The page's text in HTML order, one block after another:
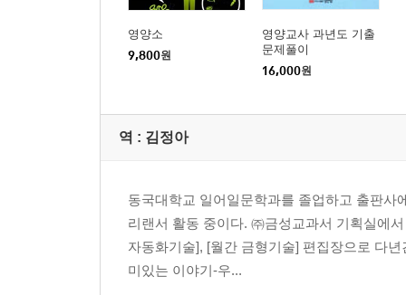
영양소
9,800원
영양교사 과년도 기출
문제풀이
16,000원
역 : 김정아
동국대학교 일어일문학과를 졸업하고 출판사
리랜서 활동 중이다. ㈜금성교과서 기획실에
자동화기술], [월간 금형기술] 편집장으로 다
미있는 이야기-우...